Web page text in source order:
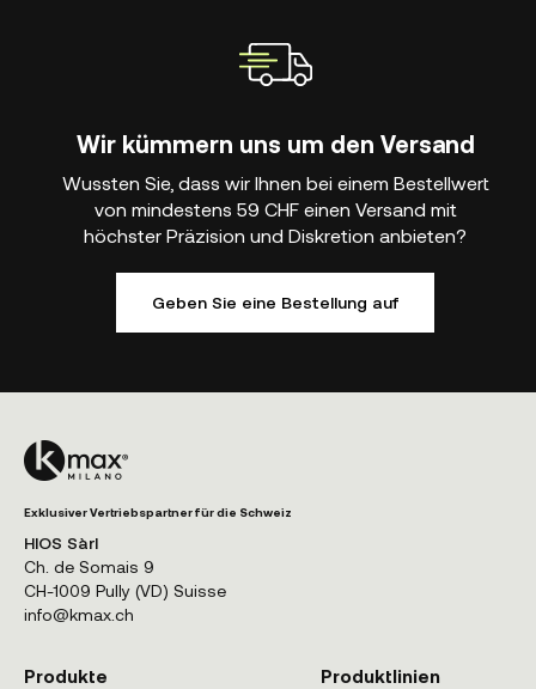
Wir kümmern uns um den Versand
Wussten Sie, dass wir Ihnen bei einem Bestellwert
von mindestens 59 CHF einen Versand mit
höchster Präzision und Diskretion anbieten?
Geben Sie eine Bestellung auf
Exklusiver Vertriebspartner für die Schweiz
HIOS Sàrl
Ch. de Somais 9
CH-1009 Pully (VD) Suisse
info@kmax.ch
Produkte Produktlinien